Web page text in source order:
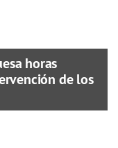
horas
de los